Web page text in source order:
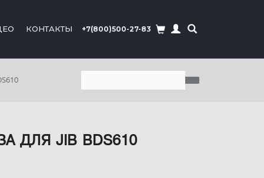
КОНТАКТЫ +7(800)500-27-83
ДЛЯ JIB BDS610